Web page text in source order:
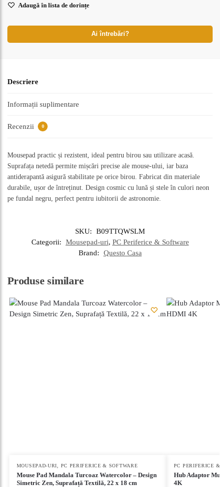
Adaugă în lista de dorințe
Ai întrebări?
Descriere
Informații suplimentare
Recenzii 0
Mousepad practic și rezistent, ideal pentru birou sau utilizare acasă.
Suprafața netedă permite mișcări precise ale mouse-ului, iar baza
antiderapantă asigură stabilitate pe orice birou. Fabricat din materiale
durabile, ușor de întreținut. Design cosmic cu lună și stele în culori neon
pe fundal negru, perfect pentru iubitorii de astronomie.
SKU:
B09TTQWSLM
Categorii:
Mousepad-uri, PC Periferice & Software
Brand:
Questo Casa
Produse similare
MOUSEPAD-URI PC PERIFERICE & SOFTWARE
Mouse Pad Mandala Turcoaz Watercolor – Design
Simetric Zen, Suprafață Textilă, 22 x 18 cm
PC PERIFERICE
Hub Adaptor
4K